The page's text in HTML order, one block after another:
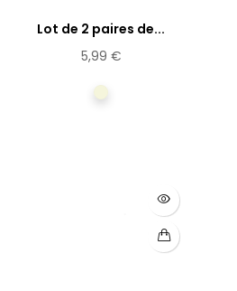
Lot de 2 paires de...
5,99 €
Beige